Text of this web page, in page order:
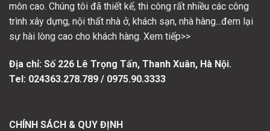
môn cao. Chúng tôi đã thiết kế, thi công rất nhiều các công
trình xây dựng, nội thất nhà ở, khách sạn, nhà hàng...đem lại
sự hài lòng cao cho khách hàng. Xem tiếp>>
Địa chỉ: Số 226 Lê Trọng Tấn, Thanh Xuân, Hà Nội.
Tel: 024363.278.789 / 0975.90.3333
CHÍNH SÁCH & QUY ĐỊNH